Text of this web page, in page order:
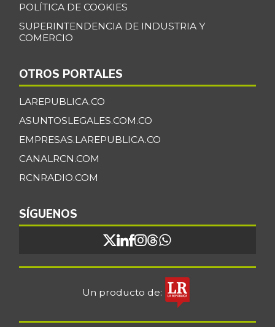
POLÍTICA DE COOKIES
SUPERINTENDENCIA DE INDUSTRIA Y
COMERCIO
OTROS PORTALES
LAREPUBLICA.CO
ASUNTOSLEGALES.COM.CO
EMPRESAS.LAREPUBLICA.CO
CANALRCN.COM
RCNRADIO.COM
SÍGUENOS
Un producto de: